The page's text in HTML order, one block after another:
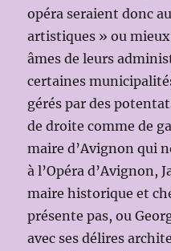
opéra seraient donc
artistiques » ou
âmes de leurs
certaines
gérés par des
de droite comme de
maire d’Avignon qui
à l’Opéra d’Avignon,
maire historique et
présente pas, ou
avec ses délires